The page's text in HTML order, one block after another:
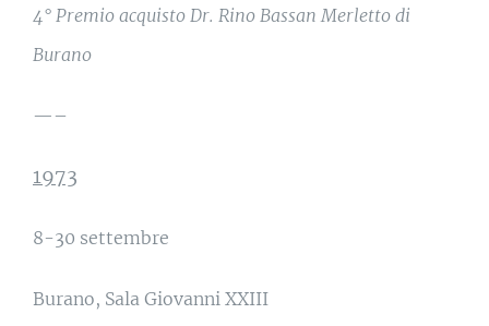
4° Premio acquisto Dr. Rino Bassan Merletto di
Burano
—–
1973
8-30 settembre
Burano, Sala Giovanni XXIII